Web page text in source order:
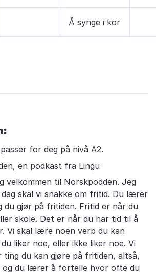
Å synge i kor
for deg på nivå A2.
en podkast fra Lingu
velkommen til Norskpodden. Jeg
skal vi snakke om fritid. Du lærer
du gjør på fritiden. Fritid er når du
skole. Det er når du har tid til å
Vi skal lære noen verb du kan
liker noe, eller ikke liker noe. Vi
du kan gjøre på fritiden, altså,
og du lærer å fortelle hvor ofte du